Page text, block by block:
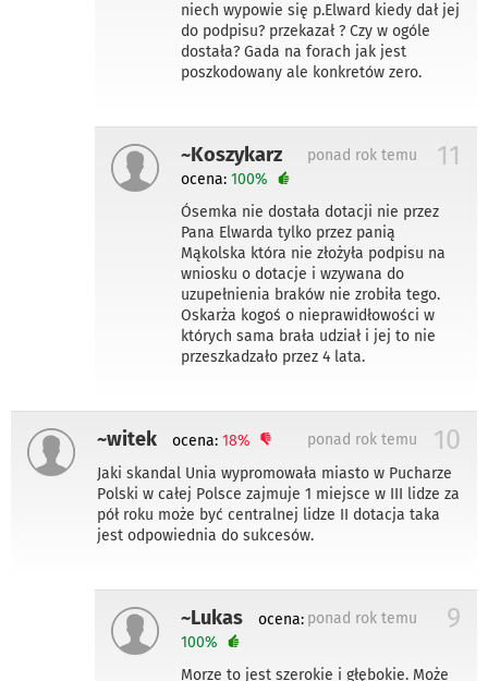
niech wypowie się p.Elward kiedy dał jej
do podpisu? przekazał ? Czy w ogóle
dostała? Gada na forach jak jest
poszkodowany ale konkretów zero.
~Koszykarz 11
ponad rok temu
ocena: 100%
Ósemka nie dostała dotacji nie przez
Pana Elwarda tylko przez panią
Mąkolska która nie złożyła podpisu na
wniosku o dotacje i wzywana do
uzupełnienia braków nie zrobiła tego.
Oskarża kogoś o nieprawidłowości w
których sama brała udział i jej to nie
przeszkadzało przez 4 lata.
~witek 10
ponad rok temu
ocena: 18%
Jaki skandal Unia wypromowała miasto w Pucharze
Polski w całej Polsce zajmuje 1 miejsce w III lidze za
pół roku może być centralnej lidze II dotacja taka
jest odpowiednia do sukcesów.
~Lukas 9
ponad rok temu
ocena:
100%
Morze to jest szerokie i głębokie. Może